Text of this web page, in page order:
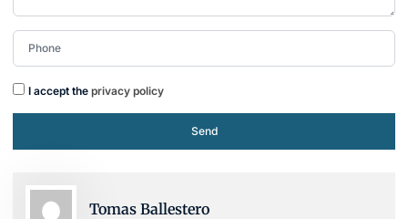
I accept the privacy policy
Send
Tomas Ballestero